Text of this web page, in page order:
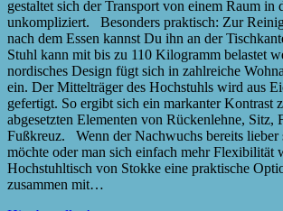
gestaltet sich der Transport von einem Raum in
unkompliziert. Besonders praktisch: Zur
nach dem Essen kannst Du ihn an der
Stuhl kann mit bis zu 110 Kilogramm belastet
nordisches Design fügt sich in zahlreiche
ein. Der Mittelträger des Hochstuhls wird aus
gefertigt. So ergibt sich ein markanter Kontrast
abgesetzten Elementen von Rückenlehne, Sitz,
Fußkreuz. Wenn der Nachwuchs bereits lieber
möchte oder man sich einfach mehr Flexibilität
Hochstuhltisch von Stokke eine praktische
zusammen mit…